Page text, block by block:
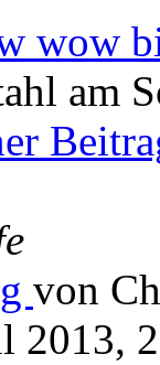
wow
am
von
2013,